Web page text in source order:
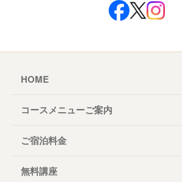
HOME
コースメニューご案内
ご宿泊料金
無料講座